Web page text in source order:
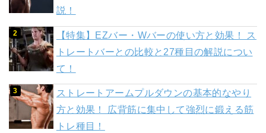
説！
【特集】EZバー・Wバーの使い方と効果！ ス
トレートバーとの比較と27種目の解説につい
て！
ストレートアームプルダウンの基本的なやり
方と効果！ 広背筋に集中して強烈に鍛える筋
トレ種目！